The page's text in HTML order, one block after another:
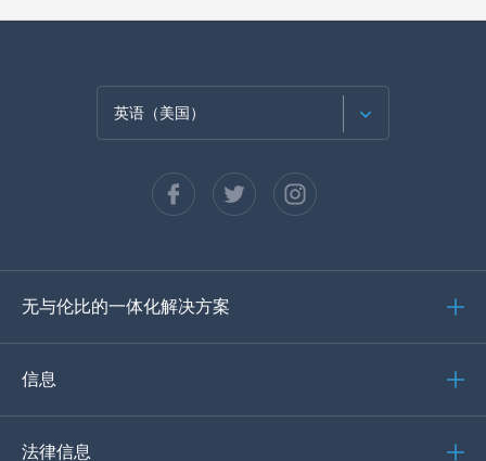
英语（美国）
西班牙语
德语
无与伦比的一体化解决方案
信息
法律信息